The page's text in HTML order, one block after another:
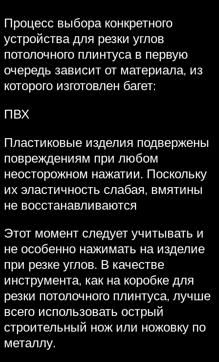
Процесс выбора конкретного
устройства для резки углов
потолочного плинтуса в первую
очередь зависит от материала, из
которого изготовлен багет:
ПВХ
Пластиковые изделия подвержены
повреждениям при любом
неосторожном нажатии. Поскольку
их эластичность слабая, вмятины
не восстанавливаются
Этот момент следует учитывать и
не особенно нажимать на изделие
при резке углов. В качестве
инструмента, как на коробке для
резки потолочного плинтуса, лучше
всего использовать острый
строительный нож или ножовку по
металлу.